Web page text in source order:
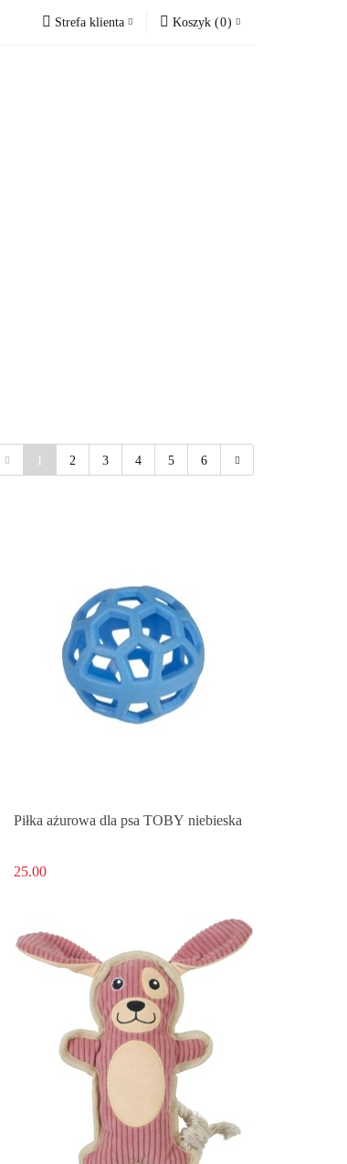
Strefa klienta Koszyk (0)
2 3 4 5 6
Piłka ażurowa dla psa TOBY niebieska
25.00